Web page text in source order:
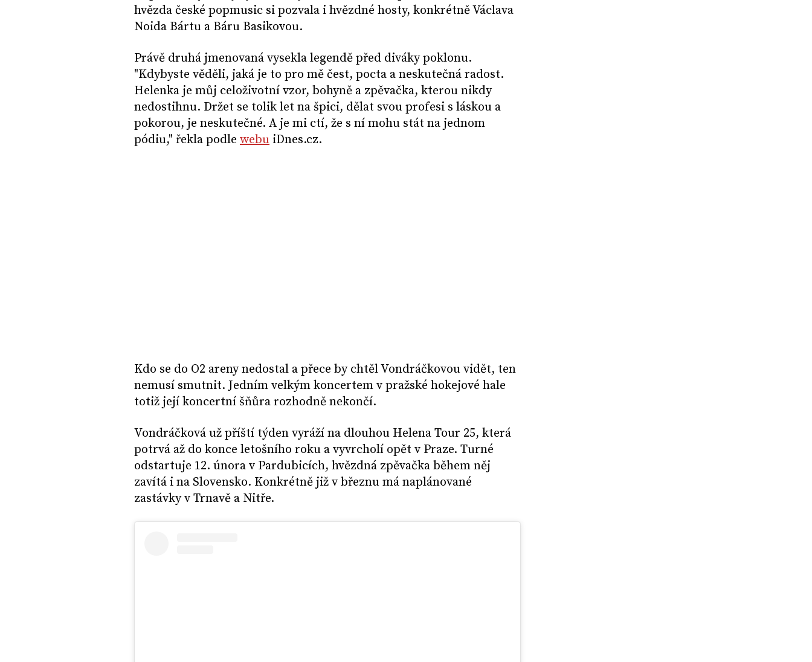
hvězda české popmusic si pozvala i hvězdné hosty, konkrétně Václava
Noida Bártu a Báru Basikovou.
Právě druhá jmenovaná vysekla legendě před diváky poklonu.
"Kdybyste věděli, jaká je to pro mě čest, pocta a neskutečná radost.
Helenka je můj celoživotní vzor, bohyně a zpěvačka, kterou nikdy
nedostihnu. Držet se tolik let na špici, dělat svou profesi s láskou a
pokorou, je neskutečné. A je mi ctí, že s ní mohu stát na jednom
pódiu," řekla podle webu iDnes.cz.
Kdo se do O2 areny nedostal a přece by chtěl Vondráčkovou vidět, ten
nemusí smutnit. Jedním velkým koncertem v pražské hokejové hale
totiž její koncertní šňůra rozhodně nekončí.
Vondráčková už příští týden vyráží na dlouhou Helena Tour 25, která
potrvá až do konce letošního roku a vyvrcholí opět v Praze. Turné
odstartuje 12. února v Pardubicích, hvězdná zpěvačka během něj
zavítá i na Slovensko. Konkrétně již v březnu má naplánované
zastávky v Trnavě a Nitře.